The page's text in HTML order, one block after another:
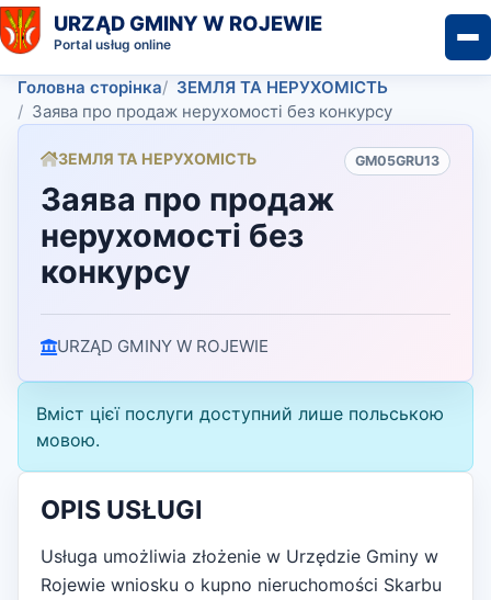
URZĄD GMINY W ROJEWIE
Portal usług online
Головна сторінка
ЗЕМЛЯ ТА НЕРУХОМІСТЬ
Заява про продаж нерухомості без конкурсу
ЗЕМЛЯ ТА НЕРУХОМІСТЬ GM05GRU13
Заява про продаж
нерухомості без
конкурсу
URZĄD GMINY W ROJEWIE
Вміст цієї послуги доступний лише польською
мовою.
OPIS USŁUGI
Usługa umożliwia złożenie w Urzędzie Gminy w
Rojewie wniosku o kupno nieruchomości Skarbu